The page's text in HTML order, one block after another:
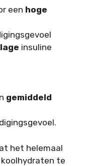
een hoge
lage insuline
gemiddeld
het helemaal
te